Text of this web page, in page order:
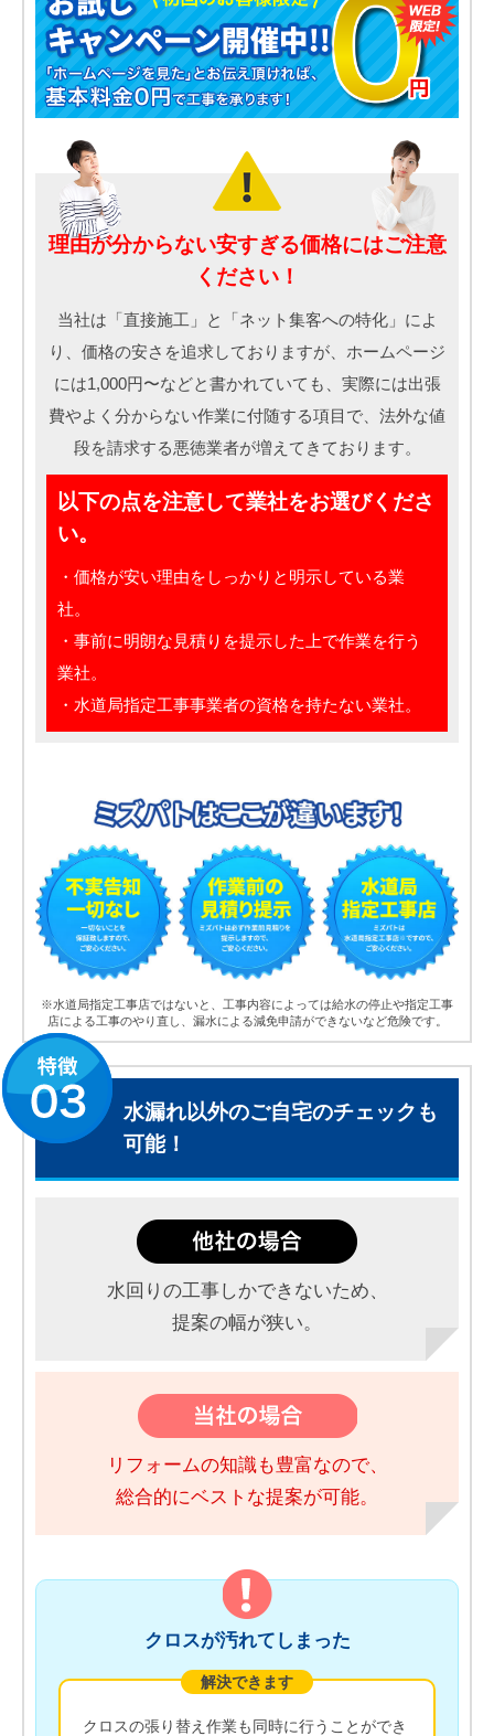
理由が分からない安すぎる価格にはご注意
ください！
当社は「直接施工」と「ネット集客への特化」によ
り、価格の安さを追求しておりますが、ホームページ
には1,000円〜などと書かれていても、実際には出張
費やよく分からない作業に付随する項目で、法外な値
段を請求する悪徳業者が増えてきております。
以下の点を注意して業社をお選びくださ
い。
・価格が安い理由をしっかりと明示している業
社。
・事前に明朗な見積りを提示した上で作業を行う
業社。
・水道局指定工事事業者の資格を持たない業社。
※水道局指定工事店ではないと、工事内容によっては給水の停止や指定工事
店による工事のやり直し、漏水による減免申請ができないなど危険です。
水漏れ以外のご自宅のチェックも
可能！
水回りの工事しかできないため、
提案の幅が狭い。
リフォームの知識も豊富なので、
総合的にベストな提案が可能。
クロスが汚れてしまった
解決できます
クロスの張り替え作業も同時に行うことができ